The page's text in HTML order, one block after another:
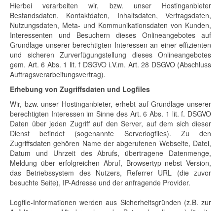
Hierbei verarbeiten wir, bzw. unser Hostinganbieter
Bestandsdaten, Kontaktdaten, Inhaltsdaten, Vertragsdaten,
Nutzungsdaten, Meta- und Kommunikationsdaten von Kunden,
Interessenten und Besuchern dieses Onlineangebotes auf
Grundlage unserer berechtigten Interessen an einer effizienten
und sicheren Zurverfügungstellung dieses Onlineangebotes
gem. Art. 6 Abs. 1 lit. f DSGVO i.V.m. Art. 28 DSGVO (Abschluss
Auftragsverarbeitungsvertrag).
Erhebung von Zugriffsdaten und Logfiles
Wir, bzw. unser Hostinganbieter, erhebt auf Grundlage unserer
berechtigten Interessen im Sinne des Art. 6 Abs. 1 lit. f. DSGVO
Daten über jeden Zugriff auf den Server, auf dem sich dieser
Dienst befindet (sogenannte Serverlogfiles). Zu den
Zugriffsdaten gehören Name der abgerufenen Webseite, Datei,
Datum und Uhrzeit des Abrufs, übertragene Datenmenge,
Meldung über erfolgreichen Abruf, Browsertyp nebst Version,
das Betriebssystem des Nutzers, Referrer URL (die zuvor
besuchte Seite), IP-Adresse und der anfragende Provider.
Logfile-Informationen werden aus Sicherheitsgründen (z.B. zur